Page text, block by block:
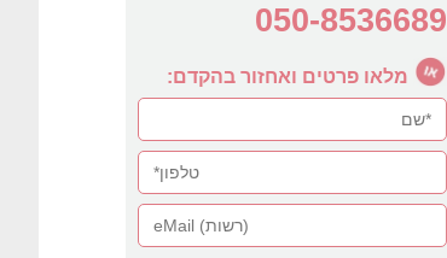
050-8536689
מלאו פרטים ואחזור בהקדם: